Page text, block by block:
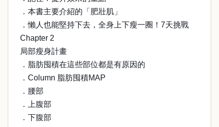
．本書主要介紹的「肥壯肌」
．懶人也能堅持下去，全身上下瘦一圈！7天挑戰
Chapter 2
局部瘦身計畫
．脂肪囤積在這些部位都是有原因的
．Column 脂肪囤積MAP
．腰部
．上腹部
．下腹部